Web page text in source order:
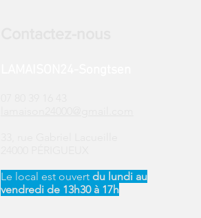
Le local est ouvert ​ du lundi au
vendredi de 13h30 à 17h